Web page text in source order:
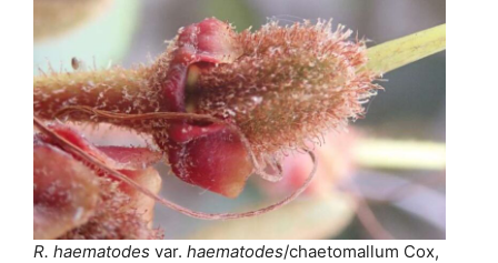
R. haematodes var. haematodes/chaetomallum Cox,